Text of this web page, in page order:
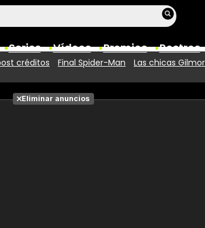
Series Vídeos Premios Rostros
Fotos
créditos Final Spider-Man Las chicas
Eliminar anuncios